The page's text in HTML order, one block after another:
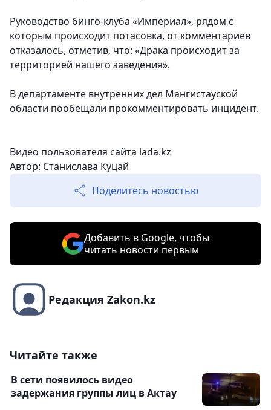
Руководство бинго-клуба «Империал», рядом с
которым происходит потасовка, от комментариев
отказалось, отметив, что: «Драка происходит за
территорией нашего заведения».
В департаменте внутренних дел Мангистауской
области пообещали прокомментировать инцидент.
Видео пользователя сайта lada.kz
Автор: Станислава Куцай
Поделитесь новостью
Добавить в Google, чтобы
читать новости первым
Редакция Zakon.kz
Читайте также
В сети появилось видео
задержания группы лиц в Актау